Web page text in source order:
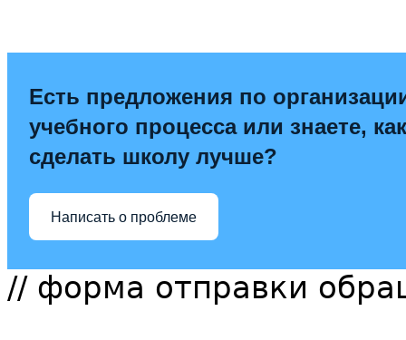
Есть предложения по
учебного процесса или знаете, как
сделать школу лучше?
Написать о проблеме
// форма отправки